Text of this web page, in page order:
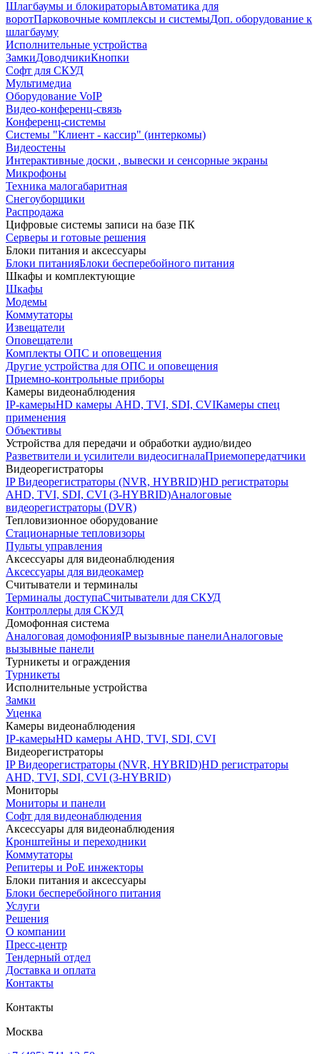
Шлагбаумы и блокираторыАвтоматика для
воротПарковочные комплексы и системыДоп. оборудование к
шлагбауму
Исполнительные устройства
ЗамкиДоводчикиКнопки
Софт для СКУД
Мультимедиа
Оборудование VoIP
Видео-конференц-связь
Конференц-системы
Системы "Клиент - кассир" (интеркомы)
Видеостены
Интерактивные доски , вывески и сенсорные экраны
Микрофоны
Техника малогабаритная
Снегоуборщики
Распродажа
Цифровые системы записи на базе ПК
Серверы и готовые решения
Блоки питания и аксессуары
Блоки питанияБлоки бесперебойного питания
Шкафы и комплектующие
Шкафы
Модемы
Коммутаторы
Извещатели
Оповещатели
Комплекты ОПС и оповещения
Другие устройства для ОПС и оповещения
Приемно-контрольные приборы
Камеры видеонаблюдения
IP-камерыHD камеры AHD, TVI, SDI, CVIКамеры спец
применения
Объективы
Устройства для передачи и обработки аудио/видео
Разветвители и усилители видеосигналаПриемопередатчики
Видеорегистраторы
IP Видеорегистраторы (NVR, HYBRID)HD регистраторы
AHD, TVI, SDI, CVI (3-HYBRID)Аналоговые
видеорегистраторы (DVR)
Тепловизионное оборудование
Стационарные тепловизоры
Пульты управления
Аксессуары для видеонаблюдения
Аксессуары для видеокамер
Считыватели и терминалы
Терминалы доступаСчитыватели для СКУД
Контроллеры для СКУД
Домофонная система
Аналоговая домофонияIP вызывные панелиАналоговые
вызывные панели
Турникеты и ограждения
Турникеты
Исполнительные устройства
Замки
Уценка
Камеры видеонаблюдения
IP-камерыHD камеры AHD, TVI, SDI, CVI
Видеорегистраторы
IP Видеорегистраторы (NVR, HYBRID)HD регистраторы
AHD, TVI, SDI, CVI (3-HYBRID)
Мониторы
Мониторы и панели
Софт для видеонаблюдения
Аксессуары для видеонаблюдения
Кронштейны и переходники
Коммутаторы
Репитеры и PoE инжекторы
Блоки питания и аксессуары
Блоки бесперебойного питания
Услуги
Решения
О компании
Пресс-центр
Тендерный отдел
Доставка и оплата
Контакты
Контакты
Москва